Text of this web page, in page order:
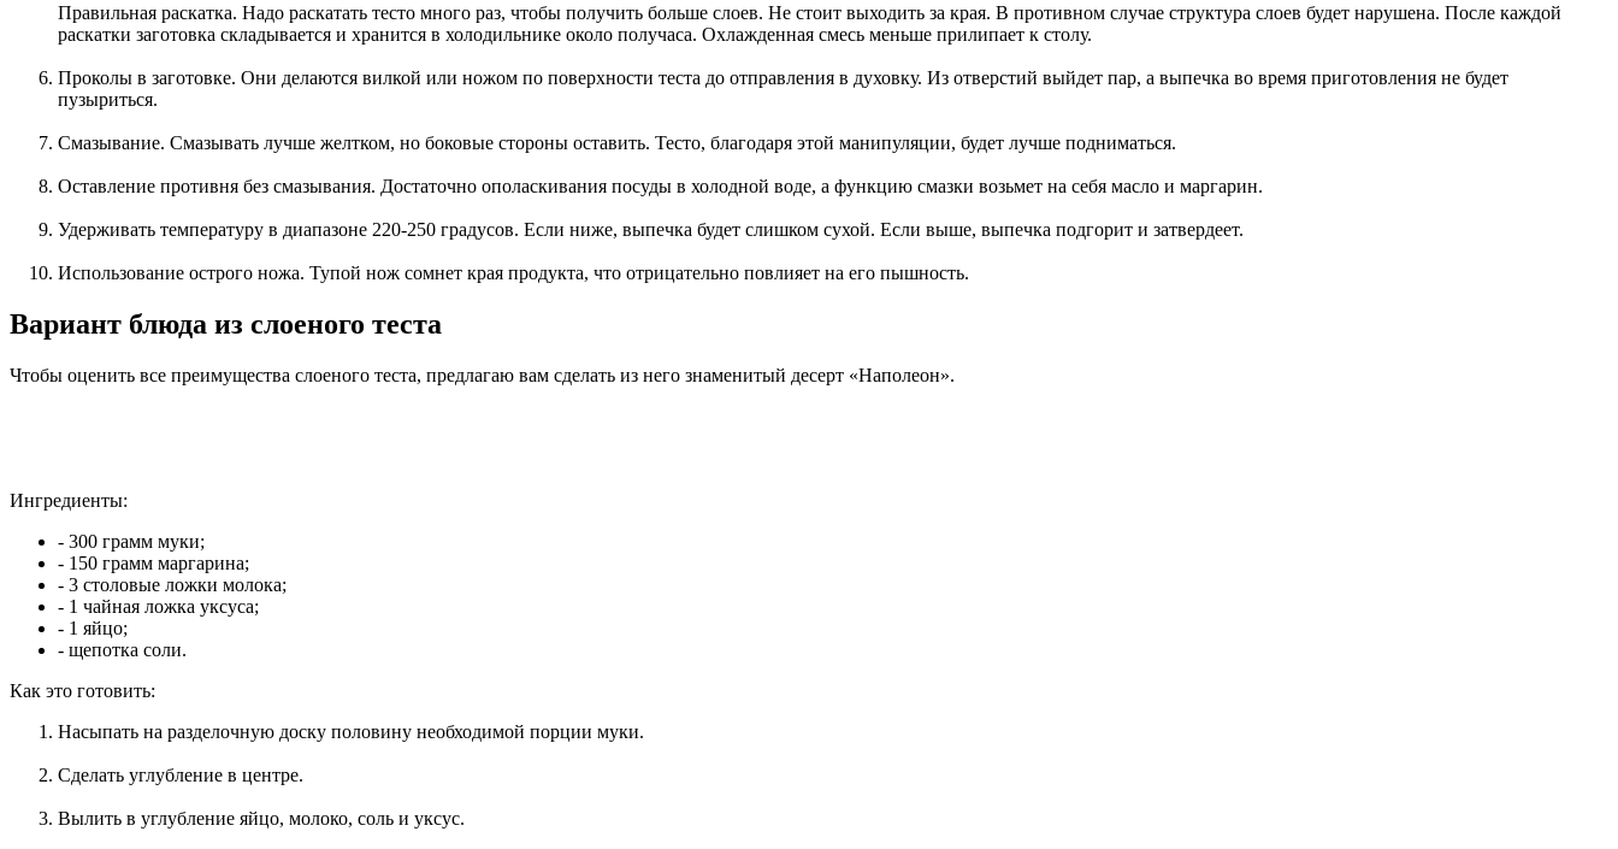
Правильная раскатка. Надо раскатать тесто много раз, чтобы получить больше слоев. Не стоит выходить за края. В противном случае структура слоев будет нарушена. После каждой
раскатки заготовка складывается и хранится в холодильнике около получаса. Охлажденная смесь меньше прилипает к столу.
Проколы в заготовке. Они делаются вилкой или ножом по поверхности теста до отправления в духовку. Из отверстий выйдет пар, а выпечка во время приготовления не будет
пузыриться.
Смазывание. Смазывать лучше желтком, но боковые стороны оставить. Тесто, благодаря этой манипуляции, будет лучше подниматься.
Оставление противня без смазывания. Достаточно ополаскивания посуды в холодной воде, а функцию смазки возьмет на себя масло и маргарин.
Удерживать температуру в диапазоне 220-250 градусов. Если ниже, выпечка будет слишком сухой. Если выше, выпечка подгорит и затвердеет.
Использование острого ножа. Тупой нож сомнет края продукта, что отрицательно повлияет на его пышность.
Вариант блюда из слоеного теста
Чтобы оценить все преимущества слоеного теста, предлагаю вам сделать из него знаменитый десерт «Наполеон».
Ингредиенты:
- 300 грамм муки;
- 150 грамм маргарина;
- 3 столовые ложки молока;
- 1 чайная ложка уксуса;
- 1 яйцо;
- щепотка соли.
Как это готовить:
Насыпать на разделочную доску половину необходимой порции муки.
Сделать углубление в центре.
Вылить в углубление яйцо, молоко, соль и уксус.